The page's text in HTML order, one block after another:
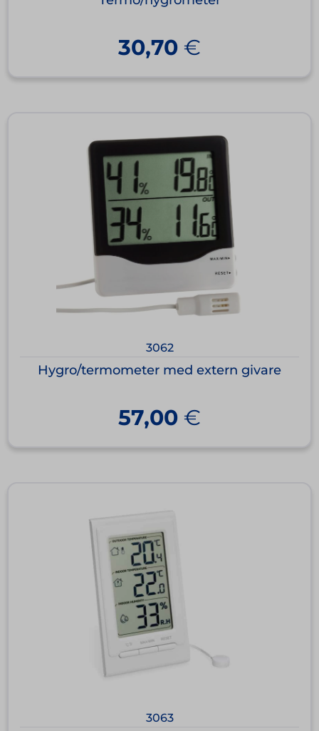
30,70 €
3062
Hygro/termometer med extern givare
57,00 €
3063